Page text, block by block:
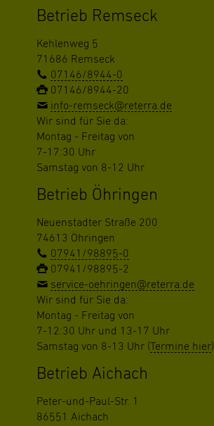
Betrieb Remseck
Kehlenweg 5
71686 Remseck
07146/8944-0
07146/8944-20
info-remseck@reterra.de
Wir sind für Sie da:
Montag - Freitag von
7-17:30 Uhr
Samstag von 8-12 Uhr
Betrieb Öhringen
Neuenstadter Straße 200
74613 Öhringen
07941/98895-0
07941/98895-2
service-oehringen@reterra.de
Wir sind für Sie da:
Montag - Freitag von
7-12:30 Uhr und 13-17 Uhr
Samstag von 8-13 Uhr (Termine hier)
Betrieb Aichach
Peter-und-Paul-Str. 1
86551 Aichach